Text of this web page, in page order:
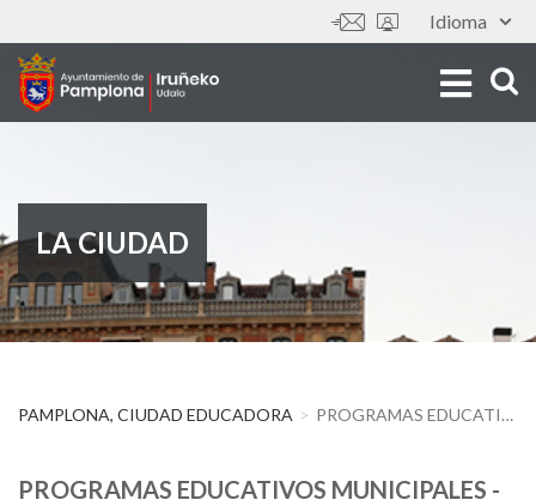
al
contenido
principal
Idioma
Tools
LA CIUDAD
PAMPLONA, CIUDAD EDUCADORA PROGRAMAS EDUCATIVOS MUNICIPALES - CERTÁMENES
PROGRAMAS EDUCATIVOS MUNICIPALES -